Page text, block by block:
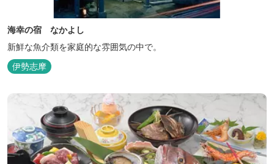
海幸の宿 なかよし
新鮮な魚介類を家庭的な雰囲気の中で。
伊勢志摩